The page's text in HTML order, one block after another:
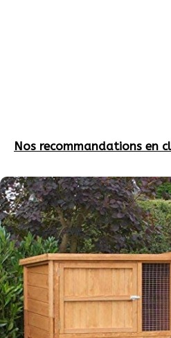
Nos recommandations en